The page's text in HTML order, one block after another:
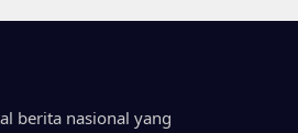
berita nasional yang